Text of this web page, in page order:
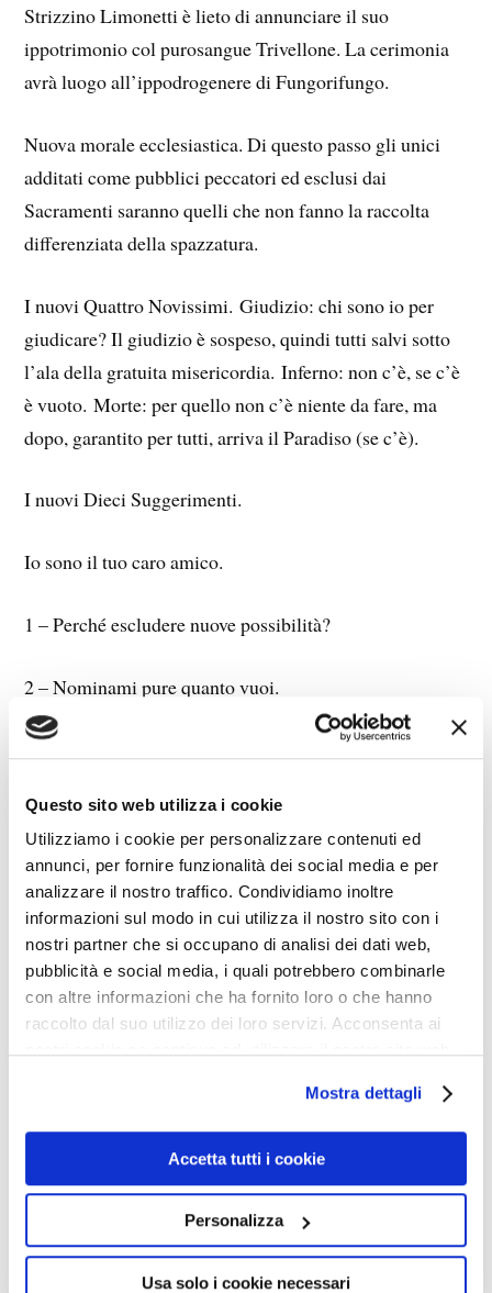
Questo sito web utilizza i cookie
Utilizziamo i cookie per personalizzare contenuti ed
annunci, per fornire funzionalità dei social media e per
analizzare il nostro traffico. Condividiamo inoltre
informazioni sul modo in cui utilizza il nostro sito con i
nostri partner che si occupano di analisi dei dati web,
pubblicità e social media, i quali potrebbero combinarle
con altre informazioni che ha fornito loro o che hanno
raccolto dal suo utilizzo dei loro servizi. Acconsenta ai
Mostra dettagli
Accetta tutti i cookie
Personalizza
Usa solo i cookie necessari
Strizzino Limonetti è lieto di annunciare il suo
ippotrimonio col purosangue Trivellone. La cerimonia
avrà luogo all’ippodrogenere di Fungorifungo.
Nuova morale ecclesiastica. Di questo passo gli unici
additati come pubblici peccatori ed esclusi dai
Sacramenti saranno quelli che non fanno la raccolta
differenziata della spazzatura.
I nuovi Quattro Novissimi. Giudizio: chi sono io per
giudicare? Il giudizio è sospeso, quindi tutti salvi sotto
l’ala della gratuita misericordia. Inferno: non c’è, se c’è
è vuoto. Morte: per quello non c’è niente da fare, ma
dopo, garantito per tutti, arriva il Paradiso (se c’è).
I nuovi Dieci Suggerimenti.
Io sono il tuo caro amico.
1 – Perché escludere nuove possibilità?
2 – Nominami pure quanto vuoi.
3 – Ricordati di santificare le feste, soprattutto
4 – Onora il padre biologico, il padre naturale, il padre
innaturale, la madre biologica, l’utero in affitto, la sacra
provetta.
5 – Non ammazzare, però eutanasia, aborto e jihad non
sono omicidi.
7 – Tasse, frodi delle banche, pirateria informatica ed
espropri proletari non sono furti.
8 – Non dire falsa testimonianza, se non lo richiede il
partito.